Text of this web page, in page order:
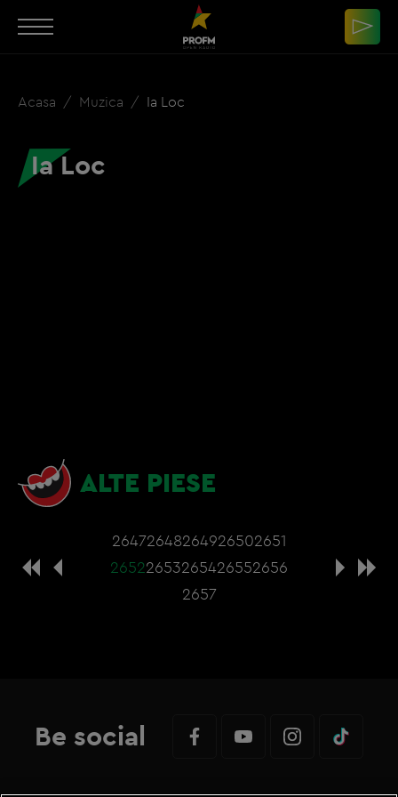
Acasa Muzica Ia Loc
Ia Loc
ALTE PIESE
26472648264926502651
26522653265426552656
2657
Be social